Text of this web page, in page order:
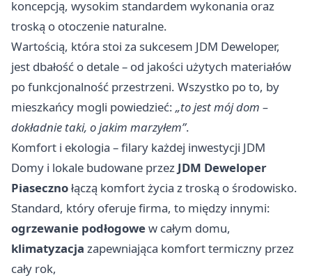
koncepcją, wysokim standardem wykonania oraz
troską o otoczenie naturalne.
Wartością, która stoi za sukcesem JDM Deweloper,
jest dbałość o detale – od jakości użytych materiałów
po funkcjonalność przestrzeni. Wszystko po to, by
mieszkańcy mogli powiedzieć: „to jest mój dom –
dokładnie taki, o jakim marzyłem”.
Komfort i ekologia – filary każdej inwestycji JDM
Domy i lokale budowane przez JDM Deweloper
Piasecznołączą komfort życia z troską o środowisko.
Standard, który oferuje firma, to między innymi:
ogrzewanie podłogowew całym domu,
klimatyzacja zapewniająca komfort termiczny przez
cały rok,